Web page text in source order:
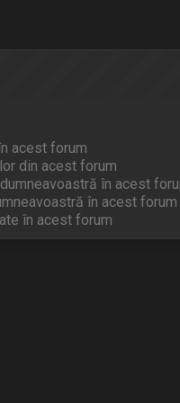
acest forum
din acest forum
în acest
în acest forum
în acest forum